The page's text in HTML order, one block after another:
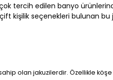
tercih edilen banyo
kişilik seçenekleri bulunan
olan jakuzilerdir. Özellikle